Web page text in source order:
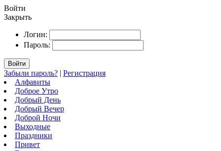
Войти
Закрыть
Логин:
Пароль:
Войти
Забыли пароль? | Регистрация
Алфавиты
Доброе Утро
Добрый День
Добрый Вечер
Доброй Ночи
Выходные
Праздники
Привет